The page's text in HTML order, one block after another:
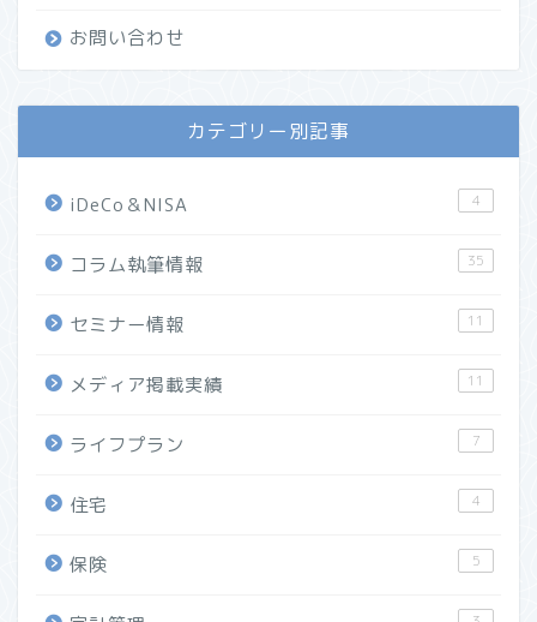
お問い合わせ
カテゴリー別記事
iDeCo＆NISA 4
コラム執筆情報 35
セミナー情報 11
メディア掲載実績 11
ライフプラン 7
住宅 4
保険 5